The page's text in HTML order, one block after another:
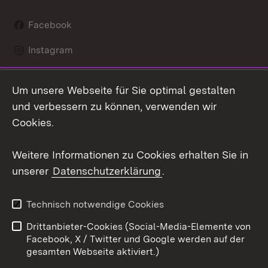
Facebook
Instagram
Mastodon
Youtube
Kontakt
Datenschutz
Barrierefreiheit
Impressum Cookies
Um unsere Webseite für Sie optimal gestalten
und verbessern zu können, verwenden wir
Cookies.
Weitere Informationen zu Cookies erhalten Sie in
unserer Datenschutzerklärung.
Technisch notwendige Cookies
Drittanbieter-Cookies (Social-Media-Elemente von
Facebook, X / Twitter und Google werden auf der
gesamten Webseite aktiviert.)